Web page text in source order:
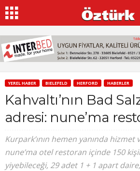
YEREL HABER BIELEFELD HERFORD HABERLER
Kahvaltı’nın Bad
adresi: nune’ma
Kurpark’ının hemen yanında
nune’ma otel restoran içinde 150
yiyebileceği, 29 adet 1 + 1 apart